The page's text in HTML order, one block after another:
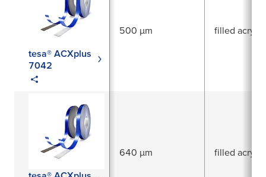
tesa® ACXplus
7042
500 µm filled acrylic
640 µm filled acrylic